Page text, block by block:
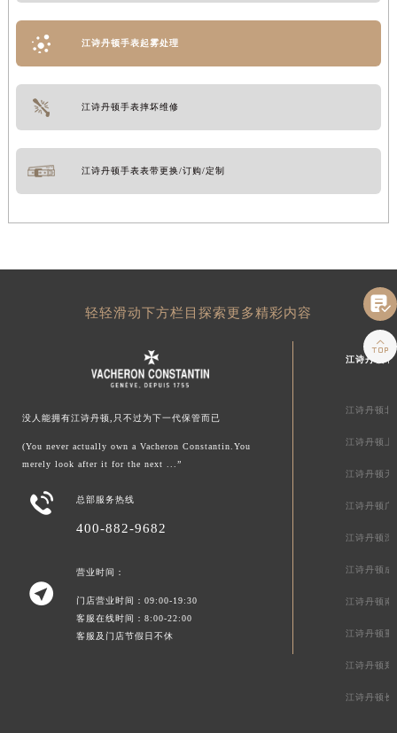
江诗丹顿手表起雾处理
江诗丹顿手表摔坏维修
江诗丹顿手表表带更换/订购/定制
轻轻滑动下方栏目探索更多精彩内容
没人能拥有江诗丹顿,只不过为下一代保管而已
(You never actually own a Vacheron Constantin.You
merely look after it for the next ...”
 总部服务热线
400-882-9682

营业时间：
门店营业时间：09:00-19:30
客服在线时间：8:00-22:00
客服及门店节假日不休
江诗丹顿中
江诗丹顿北
江诗丹顿上
江诗丹顿天
江诗丹顿广
江诗丹顿深
江诗丹顿成
江诗丹顿南
江诗丹顿重
江诗丹顿郑
江诗丹顿长

